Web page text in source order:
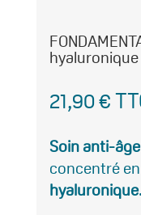
hyaluronique
21,90€
Soin anti-
concentré en
hyaluronique.